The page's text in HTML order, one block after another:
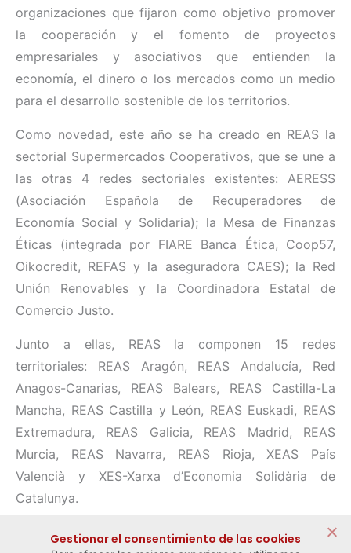
organizaciones que fijaron como objetivo promover
la cooperación y el fomento de proyectos
empresariales y asociativos que entienden la
economía, el dinero o los mercados como un medio
para el desarrollo sostenible de los territorios.
Como novedad, este año se ha creado en REAS la
sectorial Supermercados Cooperativos, que se une a
las otras 4 redes sectoriales existentes: AERESS
(Asociación Española de Recuperadores de
Economía Social y Solidaria); la Mesa de Finanzas
Éticas (integrada por FIARE Banca Ética, Coop57,
Oikocredit, REFAS y la aseguradora CAES); la Red
Unión Renovables y la Coordinadora Estatal de
Comercio Justo.
Junto a ellas, REAS la componen 15 redes
territoriales: REAS Aragón, REAS Andalucía, Red
Anagos-Canarias, REAS Balears, REAS Castilla-La
Mancha, REAS Castilla y León, REAS Euskadi, REAS
Extremadura, REAS Galicia, REAS Madrid, REAS
Murcia, REAS Navarra, REAS Rioja, XEAS País
Valencià y XES-Xarxa d’Economia Solidària de
Catalunya.
Gestionar el consentimiento de las cookies